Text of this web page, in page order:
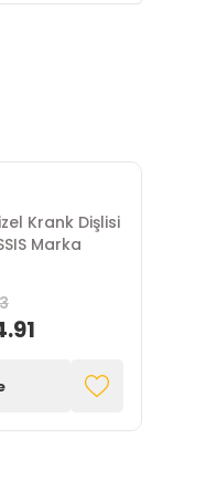
Krank Dişlisi
Marka